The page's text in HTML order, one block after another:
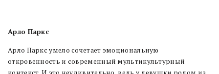
Арло Паркс
Арло Паркс умело сочетает эмоциональную
откровенность и современный мультикультурный